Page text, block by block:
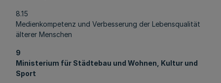
8.15
Medienkompetenz und Verbesserung der Lebensqualität
älterer Menschen
9
Ministerium für Städtebau und Wohnen, Kultur und
Sport